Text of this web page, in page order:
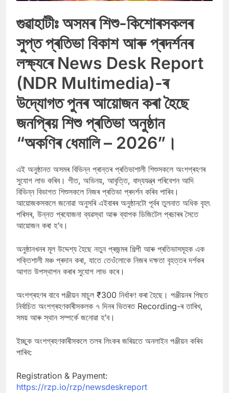
গুৱাহাটীঃ অসমৰ শিশু-কিশোৰসকলৰ
সুপ্ত প্ৰতিভা বিকাশ আৰু প্ৰদৰ্শনৰ
লক্ষ্যৰে News Desk Report
(NDR Multimedia)-ৰ
উদ্যোগত পুনৰ আয়োজন কৰা হৈছে
জনপ্ৰিয় শিশু প্ৰতিভা অনুষ্ঠান
“অকণিৰ ধেমালি – 2026” ।
এই অনুষ্ঠানত অসমৰ বিভিন্ন প্ৰান্তৰ প্ৰতিভাশালী শিশুসকলে অংশগ্ৰহণৰ
সুযোগ লাভ কৰিব। গীত, অভিনয়, আবৃত্তি, বাদ্যযন্ত্ৰ পৰিবেশন আদি
বিভিন্ন বিভাগত শিশুসকলে নিজৰ প্ৰতিভা প্ৰদৰ্শন কৰিব পাৰিব।
আয়োজকসকলে জনোৱা অনুসৰি এইবাৰৰ অনুষ্ঠানটো পূৰ্বৰ তুলনাত অধিক বৃহৎ
পৰিসৰ, উন্নত প্ৰযোজনা ব্যৱস্থা আৰু ব্যাপক ডিজিটেল প্ৰচাৰৰ সৈতে
আয়োজন কৰা হ’ব।
অনুষ্ঠানখনৰ মূল উদ্দেশ্য হৈছে নতুন প্ৰজন্মৰ শিল্পী আৰু প্ৰতিভাসমূহক এক
শক্তিশালী মঞ্চ প্ৰদান কৰা, যাতে তেওঁলোকে নিজৰ দক্ষতা বৃহত্তৰ দৰ্শকৰ
আগত উপস্থাপন কৰাৰ সুযোগ লাভ কৰে।
অংশগ্ৰহণৰ বাবে পঞ্জীয়ন মাচুল ₹300 নিৰ্ধাৰণ কৰা হৈছে। পঞ্জীয়নৰ পিছত
নিৰ্বাচিত অংশগ্ৰহণকাৰীসকলক ৭ দিনৰ ভিতৰত Recording-ৰ তাৰিখ,
সময় আৰু স্থান সম্পৰ্কে জনোৱা হ’ব।
ইচ্ছুক অংশগ্ৰহণকাৰীসকলে তলৰ লিংকৰ জৰিয়তে অনলাইন পঞ্জীয়ন কৰিব
পাৰিব:
Registration & Payment:
https://rzp.io/rzp/newsdeskreport